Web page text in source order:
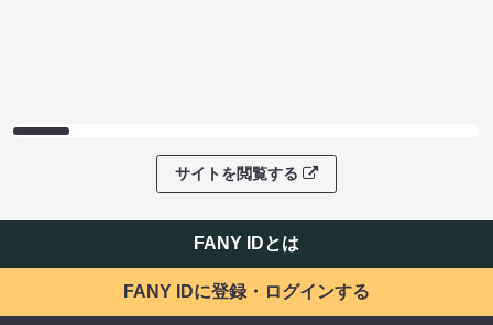
サイトを閲覧する
FANY IDとは
FANY IDに登録・ログインする